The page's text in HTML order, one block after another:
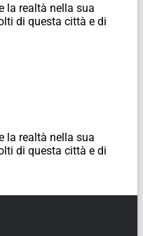
la realtà nella sua
di questa città e di
la realtà nella sua
di questa città e di